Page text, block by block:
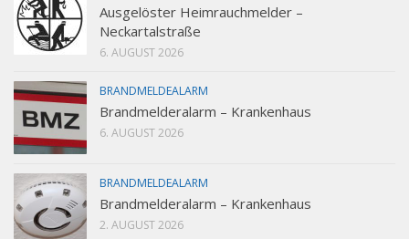
Ausgelöster Heimrauchmelder –
Neckartalstraße
6. AUGUST 2026
BRANDMELDEALARM
Brandmelderalarm – Krankenhaus
6. AUGUST 2026
BRANDMELDEALARM
Brandmelderalarm – Krankenhaus
2. AUGUST 2026